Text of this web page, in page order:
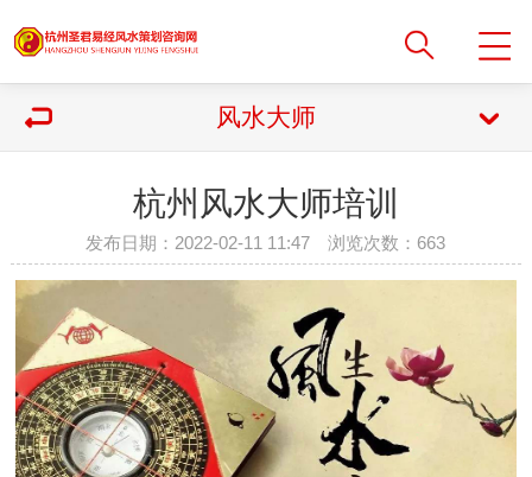
风水大师
杭州风水大师培训
发布日期：2022-02-11 11:47 浏览次数： 663